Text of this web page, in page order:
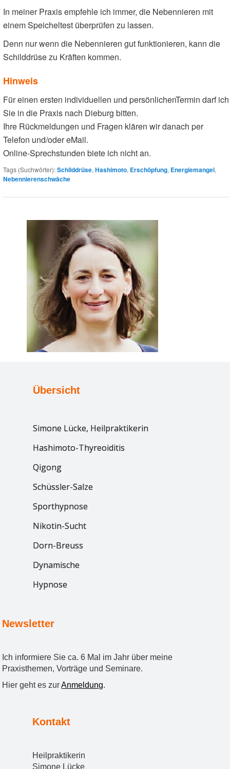
In meiner Praxis empfehle ich immer, die Nebennieren mit
einem Speicheltest überprüfen zu lassen.
Denn nur wenn die Nebennieren gut funktionieren, kann die
Schilddrüse zu Kräften kommen.
Hinweis
Für einen ersten individuellen und persönlichenTermin darf ich
Sie in die Praxis nach Dieburg bitten.
Ihre Rückmeldungen und Fragen klären wir danach per
Telefon und/oder eMail.
Online-Sprechstunden biete ich nicht an.
Tags (Suchwörter):Schilddrüse, Hashimoto, Erschöpfung, Energiemangel,
Nebennierenschwäche
Übersicht
Simone Lücke, Heilpraktikerin
Hashimoto-Thyreoiditis
Qigong
Schüssler-Salze
Sporthypnose
Nikotin-Sucht
Dorn-Breuss
Dynamische
Wirbelsäulentherapie
Hypnose
Newsletter
Ich informiere Sie ca. 6 Mal im Jahr über meine
Praxisthemen, Vorträge und Seminare.
Hier geht es zurAnmeldung.
Kontakt
Heilpraktikerin
Simone Lücke